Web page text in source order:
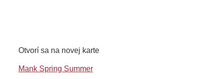
Otvorí sa na novej karte
Mank Spring Summer